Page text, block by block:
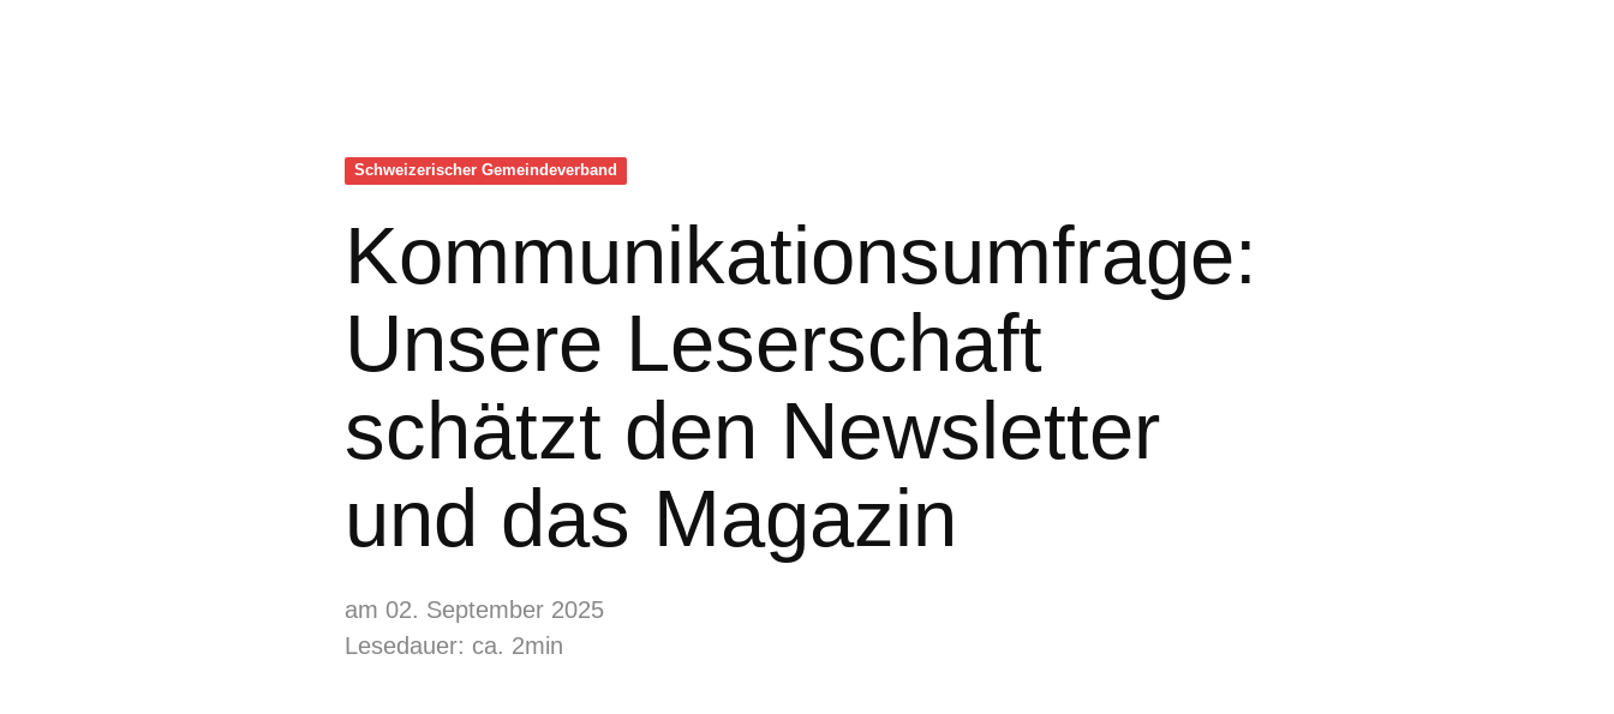
Schweizerischer Gemeinde­verband
Kommunikationsumfrage:
Unsere Leserschaft
schätzt den Newsletter
und das Magazin
am 02. September 2025
Lesedauer: ca. 2min